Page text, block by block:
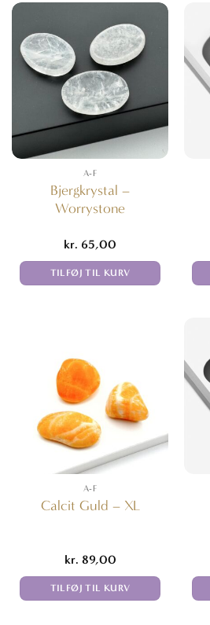
A-F
Bjergkrystal –
Worrystone
kr. 65,00
TILFØJ TIL KURV
A-F
Calcit Guld – XL
kr. 89,00
TILFØJ TIL KURV